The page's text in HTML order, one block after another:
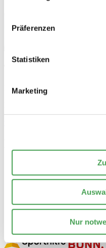
Präferenzen
Statistiken
Marketing
Nur
Nationale Anti Doping Agentur